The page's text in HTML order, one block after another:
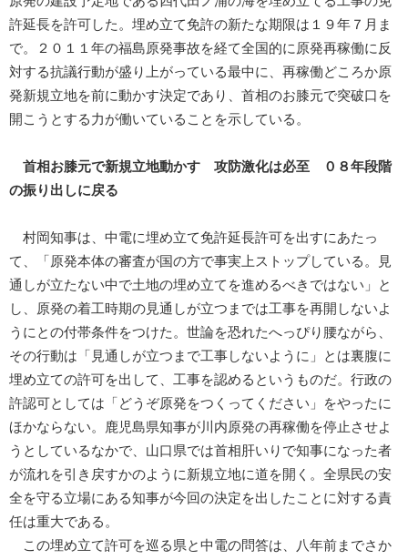
許延長を許可した。埋め立て免許の新たな期限は１９年７月ま
で。２０１１年の福島原発事故を経て全国的に原発再稼働に反
対する抗議行動が盛り上がっている最中に、再稼働どころか原
発新規立地を前に動かす決定であり、首相のお膝元で突破口を
開こうとする力が働いていることを示している。
首相お膝元で新規立地動かす 攻防激化は必至 ０８年段階
の振り出しに戻る
村岡知事は、中電に埋め立て免許延長許可を出すにあたっ
て、「原発本体の審査が国の方で事実上ストップしている。見
通しが立たない中で土地の埋め立てを進めるべきではない」と
し、原発の着工時期の見通しが立つまでは工事を再開しないよ
うにとの付帯条件をつけた。世論を恐れたへっぴり腰ながら、
その行動は「見通しが立つまで工事しないように」とは裏腹に
埋め立ての許可を出して、工事を認めるというものだ。行政の
許認可としては「どうぞ原発をつくってください」をやったに
ほかならない。鹿児島県知事が川内原発の再稼働を停止させよ
うとしているなかで、山口県では首相肝いりで知事になった者
が流れを引き戻すかのように新規立地に道を開く。全県民の安
全を守る立場にある知事が今回の決定を出したことに対する責
任は重大である。
この埋め立て許可を巡る県と中電の問答は、八年前までさか